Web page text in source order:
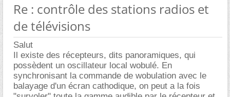
Re : contrôle des stations radios et
de télévisions
Salut
Il existe des récepteurs, dits panoramiques, qui
possèdent un oscillateur local wobulé. En
synchronisant la commande de wobulation avec le
balayage d'un écran cathodique, on peut a la fois